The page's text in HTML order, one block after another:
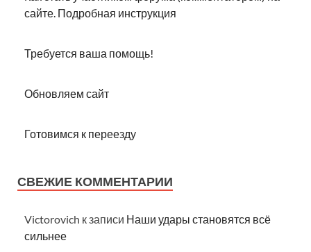
сайте. Подробная инструкция
Требуется ваша помощь!
Обновляем сайт
Готовимся к переезду
СВЕЖИЕ КОММЕНТАРИИ
Victorovich к записи Наши удары становятся всё
сильнее